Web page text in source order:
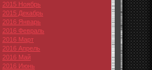
2015 Ноябрь
2015 Декабрь
2016 Январь
2016 Февраль
2016 Март
2016 Апрель
2016 Май
2016 Июнь